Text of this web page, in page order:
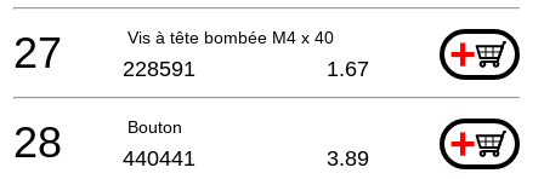
Vis à tête bombée M4 x 40 +
27 228591 1.67
Bouton +
28 440441 3.89